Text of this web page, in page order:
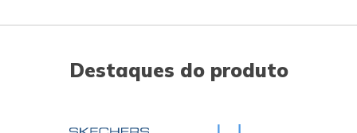
Destaques do produto